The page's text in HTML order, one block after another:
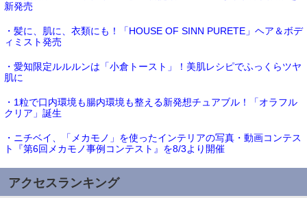
新発売
・髪に、肌に、衣類にも！「HOUSE OF SINN PURETE」ヘア＆ボデ
ィミスト発売
・愛知限定ルルルンは「小倉トースト」！美肌レシピでふっくらツヤ
肌に
・1粒で口内環境も腸内環境も整える新発想チュアブル！「オラフル
クリア」誕生
・ニチベイ、「メカモノ」を使ったインテリアの写真・動画コンテス
ト『第6回メカモノ事例コンテスト』を8/3より開催
アクセスランキング